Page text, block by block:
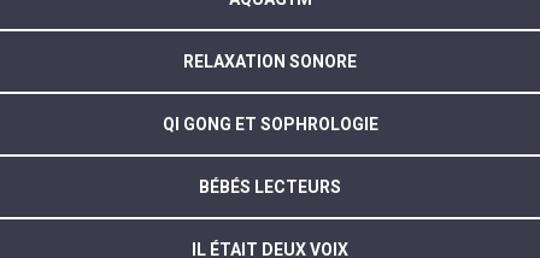
RELAXATION SONORE
QI GONG ET SOPHROLOGIE
BÉBÉS LECTEURS
IL ÉTAIT DEUX VOIX